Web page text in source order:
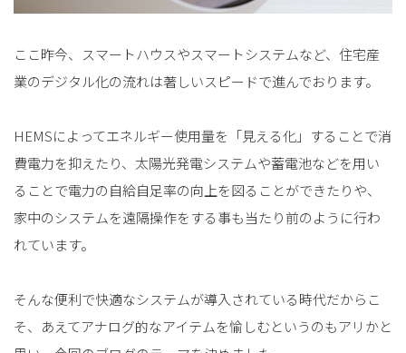
ここ昨今、スマートハウスやスマートシステムなど、住宅産
業のデジタル化の流れは著しいスピードで進んでおります。
HEMSによってエネルギー使用量を「見える化」することで消
費電力を抑えたり、太陽光発電システムや蓄電池などを用い
ることで電力の自給自足率の向上を図ることができたりや、
家中のシステムを遠隔操作をする事も当たり前のように行わ
れています。
そんな便利で快適なシステムが導入されている時代だからこ
そ、あえてアナログ的なアイテムを愉しむというのもアリかと